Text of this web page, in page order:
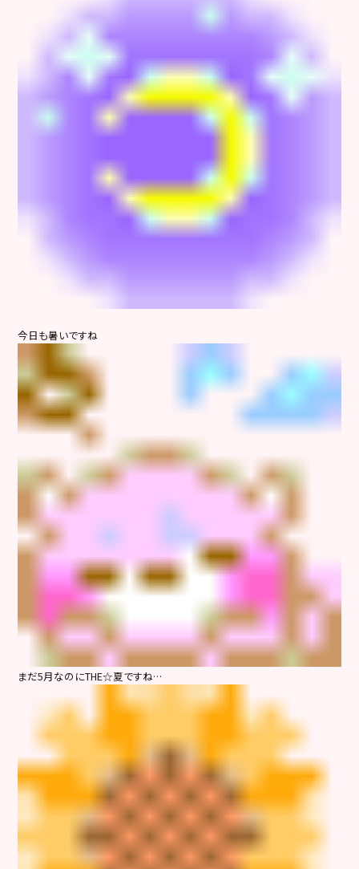
今日も暑いですね
まだ5月なのにTHE☆夏ですね…